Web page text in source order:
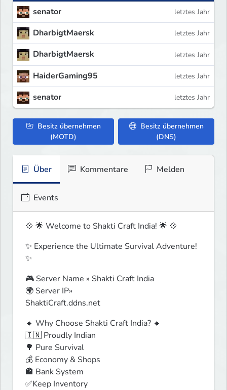
senator letztes Jahr
DharbigtMaersk letztes Jahr
DharbigtMaersk letztes Jahr
HaiderGaming95 letztes Jahr
senator letztes Jahr
Besitz übernehmen
(MOTD)
Besitz übernehmen
(DNS)
Über Kommentare Melden
Events
💠 🌟 Welcome to Shakti Craft India! 🌟 💠
✨ Experience the Ultimate Survival Adventure!
✨
🎮 Server Name » Shakti Craft India
🌍 Server IP»
ShaktiCraft.ddns.net
🔹 Why Choose Shakti Craft India? 🔹
🇮🇳 Proudly Indian
🌳 Pure Survival
💰 Economy & Shops
🏦 Bank System
✅Keep Inventory